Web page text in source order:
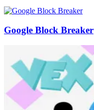
Google Block Breaker